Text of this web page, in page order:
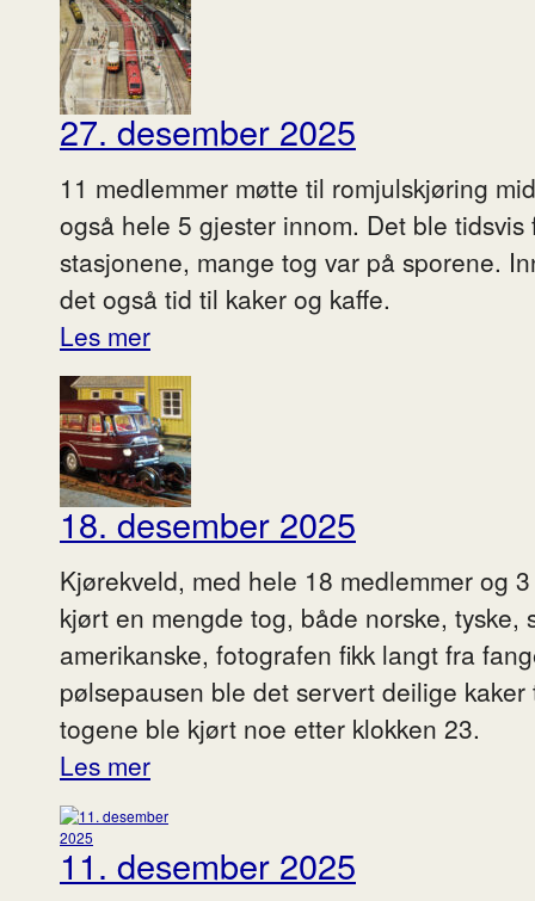
27. desember 2025
11 medlemmer møtte til romjulskjøring
også hele 5 gjester innom. Det ble
stasjonene, mange tog var på sporene.
det også tid til kaker og kaffe.
Les mer
18. desember 2025
Kjørekveld, med hele 18 medlemmer og
kjørt en mengde tog, både norske, tyske,
amerikanske, fotografen fikk langt fra
pølsepausen ble det servert deilige
togene ble kjørt noe etter klokken 23.
Les mer
11. desember 2025